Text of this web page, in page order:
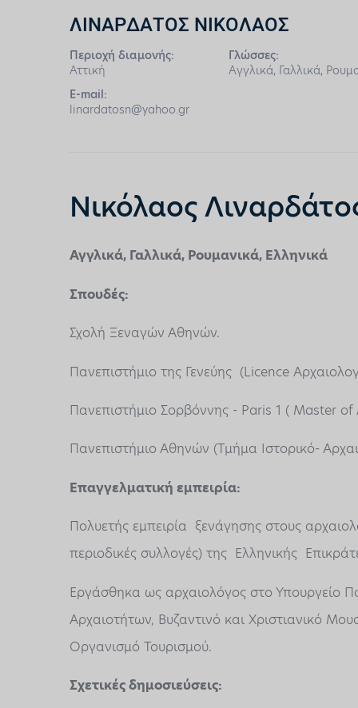
ΛΙΝΑΡΔΑΤΟΣ ΝΙΚΟΛΑΟΣ
Περιοχή διαμονής:
Αττική
Γλώσσες:
Αγγλικά, Γαλλικά,
E-mail:
linardatosn@yahoo.gr
Νικόλαος
Αγγλικά, Γαλλικά, Ρουμανικά, Ελληνικά
Σπουδές:
Σχολή Ξεναγών Αθηνών.
Πανεπιστήμιο της Γενεύης (Licence
Πανεπιστήμιο Σορβόννης - Paris 1 ( Master of
Πανεπιστήμιο Αθηνών (Τμήμα Ιστορικό-
Επαγγελματική εμπειρία:
Πολυετής εμπειρία ξενάγησης στους
περιοδικές συλλογές) της Ελληνικής
Εργάσθηκα ως αρχαιολόγος στο Υπουργείο
Αρχαιοτήτων, Βυζαντινό και Χριστιανικό
Οργανισμό Τουρισμού.
Σχετικές δημοσιεύσεις: